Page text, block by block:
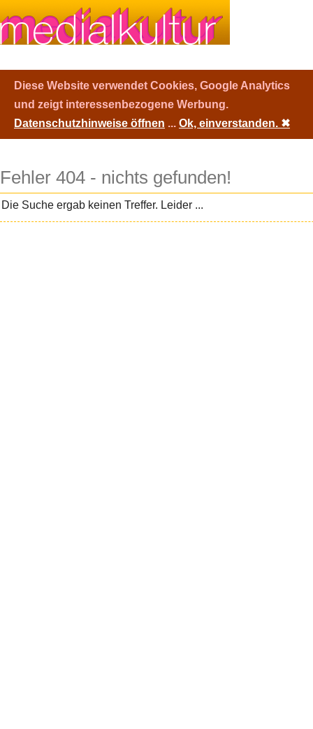
Diese Website verwendet Cookies, Google Analytics
und zeigt interessenbezogene Werbung.
Datenschutzhinweise öffnen ... Ok, einverstanden. ✖
Fehler 404 - nichts gefunden!
Die Suche ergab keinen Treffer. Leider ...